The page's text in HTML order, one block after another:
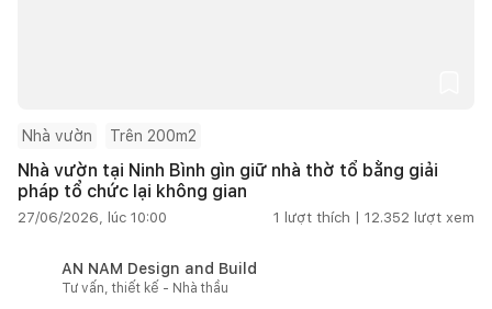
Nhà vườn Trên 200m2
Nhà vườn tại Ninh Bình gìn giữ nhà thờ tổ bằng giải
pháp tổ chức lại không gian
27/06/2026, lúc 10:00 1 lượt thích | 12.352 lượt xem
AN NAM Design and Build
Tư vấn, thiết kế - Nhà thầu